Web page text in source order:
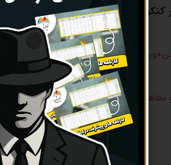
آموزش 10 روش افزایش تمرکز هنگام درس خواندن+ویدیو
خرداد 18, 1402
روش خواندن شیمی کنکور از
اسفند 21, 1401
مطالعه مقاله های